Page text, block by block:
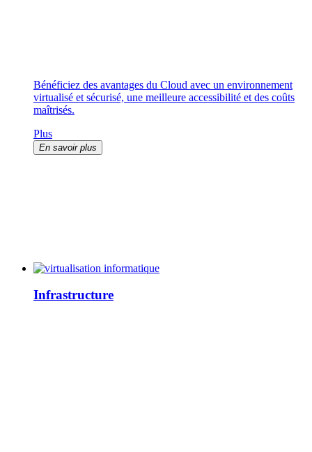
Bénéficiez des avantages du Cloud avec un environnement
virtualisé et sécurisé, une meilleure accessibilité et des coûts
maîtrisés.
Plus
En savoir plus
Infrastructure